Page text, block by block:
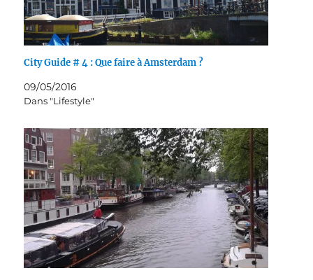
City Guide # 4 : Que faire à Amsterdam ?
09/05/2016
Dans "Lifestyle"